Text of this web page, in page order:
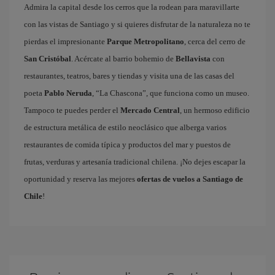
Admira la capital desde los cerros que la rodean para maravillarte
con las vistas de Santiago y si quieres disfrutar de la naturaleza no te
pierdas el impresionante Parque Metropolitano, cerca del cerro de
San Cristóbal. Acércate al barrio bohemio de Bellavista con
restaurantes, teatros, bares y tiendas y visita una de las casas del
poeta Pablo Neruda, “La Chascona”, que funciona como un museo.
Tampoco te puedes perder el Mercado Central, un hermoso edificio
de estructura metálica de estilo neoclásico que alberga varios
restaurantes de comida típica y productos del mar y puestos de
frutas, verduras y artesanía tradicional chilena. ¡No dejes escapar la
oportunidad y reserva las mejores ofertas de vuelos a Santiago de
Chile!